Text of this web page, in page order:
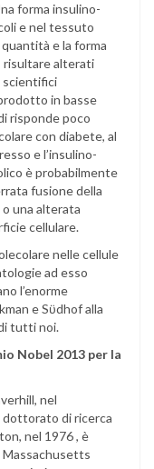
forma insulino-
e nel tessuto
e la forma
alterati
scientifici
in basse
risponde poco
con diabete, al
e l’insulino-
è probabilmente
fusione della
una alterata
cellulare.
nelle cellule
ad esso
l’enorme
e Sϋdhof alla
tutti noi.
Nobel 2013 per la
nel
dottorato di ricerca
nel 1976 , è